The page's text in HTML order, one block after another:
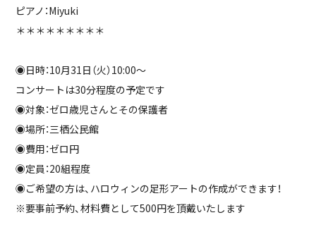
ピアノ：Miyuki
＊＊＊＊＊＊＊＊＊
◉日時：10月31日（火）10:00〜
コンサートは30分程度の予定です
◉対象：ゼロ歳児さんとその保護者
◉場所：三栖公民館
◉費用：ゼロ円
◉定員：20組程度
◉ご希望の方は、ハロウィンの足形アートの作成ができます！
※要事前予約、材料費として500円を頂戴いたします